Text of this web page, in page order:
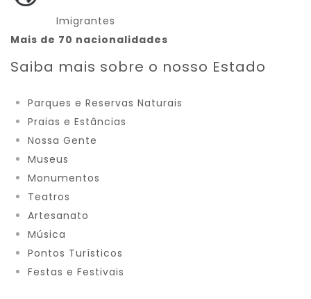
Imigrantes
Mais de 70 nacionalidades
Saiba mais sobre o nosso Estado
Parques e Reservas Naturais
Praias e Estâncias
Nossa Gente
Museus
Monumentos
Teatros
Artesanato
Música
Pontos Turísticos
Festas e Festivais